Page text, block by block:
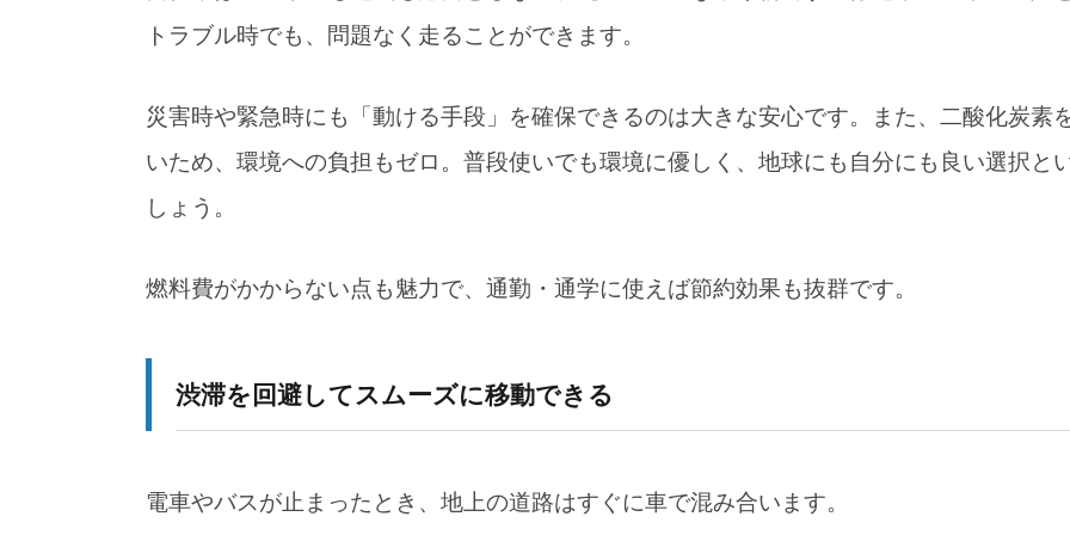
4-3. 携帯ポンプ・予備チューブでパンクに備える
5. まとめ：「自転車」は“移動の備え”になる
トラブル時でも、問題なく走ることができます。
災害時や緊急時にも「動ける手段」を確保できるのは大きな安心です。また、二酸化炭素
いため、環境への負担もゼロ。普段使いでも環境に優しく、地球にも自分にも良い選択と
しょう。
燃料費がかからない点も魅力で、通勤・通学に使えば節約効果も抜群です。
渋滞を回避してスムーズに移動できる
電車やバスが止まったとき、地上の道路はすぐに車で混み合います。